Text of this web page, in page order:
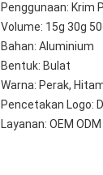
Penggunaan: Krim
Volume: 15g 30g
Bahan: Aluminium
Bentuk: Bulat
Warna: Perak,
Pencetakan Logo:
Layanan: OEM ODM